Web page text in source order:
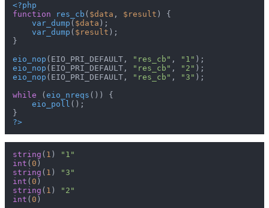
<?php
function
res_cb ( $data , $result ) {
var_dump ( $data );
var_dump ( $result );
}
eio_nop (EIO_PRI_DEFAULT, "res_cb" , "1"
eio_nop (EIO_PRI_DEFAULT, "res_cb" , "2"
eio_nop (EIO_PRI_DEFAULT, "res_cb" , "3" );
while ( eio_nreqs ()) {
eio_poll ();
?>
string ( 1 )
"1"
int ( 0
string ( 1 )
"3"
int ( 0
string ( 1 )
"2"
int ( 0